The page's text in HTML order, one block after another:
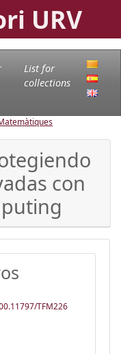
URV
List for
collections
con
TFM226